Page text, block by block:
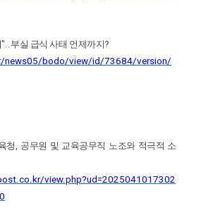
".. 부실 급식 사태 언제까지?
news05/bodo/view/id/73684/version/
청
공무원 및 교육공무직 노조와 적극적 소
view.php?ud=2025041017302